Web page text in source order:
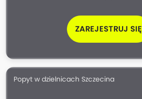
ZAREJESTRUJ SIĘ
Popyt w dzielnicach Szczecina